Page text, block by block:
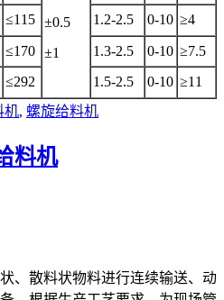
±0.5
±1
≤115 1.2-2.5 0-10 ≥4
≤170 1.3-2.5 0-10 ≥7.5
≤292 1.5-2.5 0-10 ≥11
机, 螺旋给料机
料机
、散料状物料进行连续输送、动